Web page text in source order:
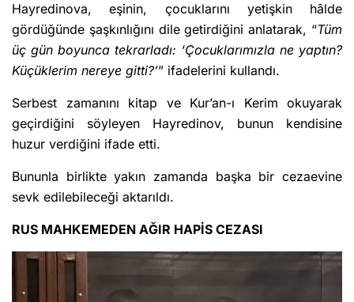
Hayredinova, eşinin, çocuklarını yetişkin hâlde
gördüğünde şaşkınlığını dile getirdiğini anlatarak, “Tüm
üç gün boyunca tekrarladı: ‘Çocuklarımızla ne yaptın?
Küçüklerim nereye gitti?’” ifadelerini kullandı.
Serbest zamanını kitap ve Kur’an-ı Kerim okuyarak
geçirdiğini söyleyen Hayredinov, bunun kendisine
huzur verdiğini ifade etti.
Bununla birlikte yakın zamanda başka bir cezaevine
sevk edilebileceği aktarıldı.
RUS MAHKEMEDEN AĞIR HAPİS CEZASI